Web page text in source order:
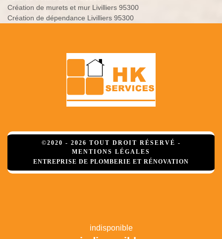
Création de murets et mur Livilliers 95300
Création de dépendance Livilliers 95300
©2020 - 2026 TOUT DROIT RÉSERVÉ -
MENTIONS LÉGALES
ENTREPRISE DE PLOMBERIE ET RÉNOVATION
indisponible